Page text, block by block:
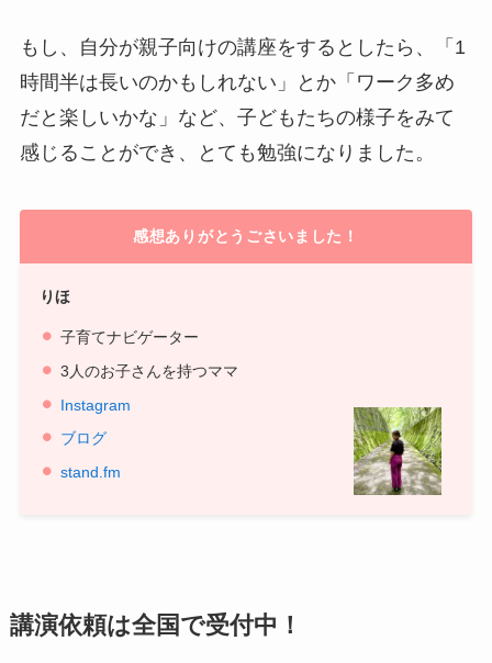
もし、自分が親子向けの講座をするとしたら、「1
時間半は長いのかもしれない」とか「ワーク多め
だと楽しいかな」など、子どもたちの様子をみて
感じることができ、とても勉強になりました。
感想ありがとうごさいました！
りほ
子育てナビゲーター
3人のお子さんを持つママ
Instagram
ブログ
stand.fm
講演依頼は全国で受付中！